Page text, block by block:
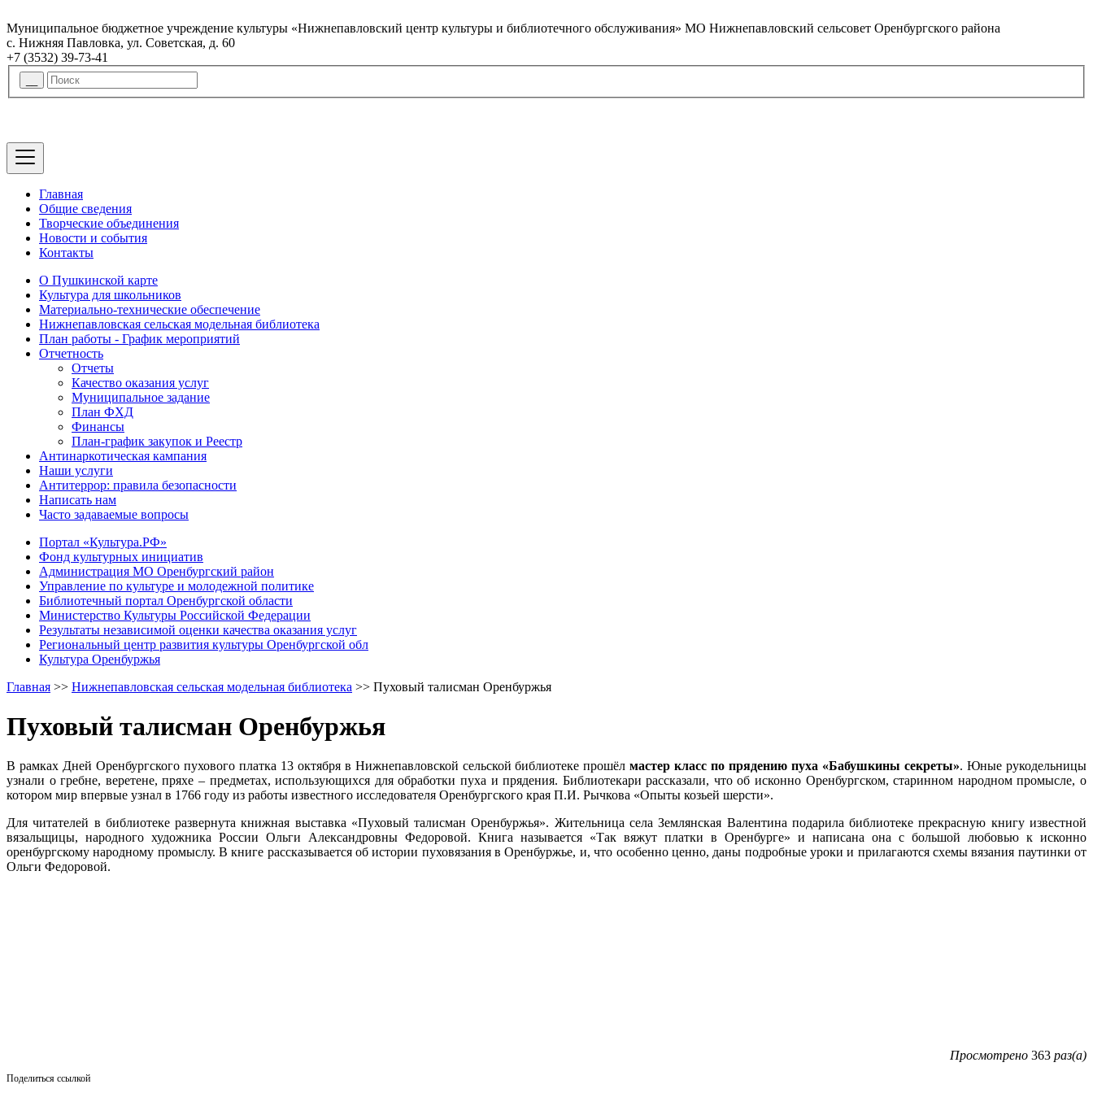
Муниципальное бюджетное учреждение культуры «Нижнепавловский центр культуры и библиотечного обслуживания» МО Нижнепавловский сельсовет Оренбургского района
с. Нижняя Павловка, ул. Советская, д. 60
+7 (3532) 39-73-41
Главная
Общие сведения
Творческие объединения
Новости и события
Контакты
О Пушкинской карте
Культура для школьников
Материально-технические обеспечение
Нижнепавловская сельская модельная библиотека
План работы - График мероприятий
Отчетность
Отчеты
Качество оказания услуг
Муниципальное задание
План ФХД
Финансы
План-график закупок и Реестр
Антинаркотическая кампания
Наши услуги
Антитеррор: правила безопасности
Написать нам
Часто задаваемые вопросы
Портал «Культура.РФ»
Фонд культурных инициатив
Администрация МО Оренбургский район
Управление по культуре и молодежной политике
Библиотечный портал Оренбургской области
Министерство Культуры Российской Федерации
Результаты независимой оценки качества оказания услуг
Региональный центр развития культуры Оренбургской обл
Культура Оренбуржья
Главная >> Нижнепавловская сельская модельная библиотека >> Пуховый талисман Оренбуржья
Пуховый талисман Оренбуржья
В рамках Дней Оренбургского пухового платка 13 октября в Нижнепавловской сельской библиотеке прошёлмастер класс по прядению пуха «Бабушкины секреты». Юные рукодельницы
узнали о гребне, веретене, пряхе – предметах, использующихся для обработки пуха и прядения. Библиотекари рассказали, что об исконно Оренбургском, старинном народном промысле, о
котором мир впервые узнал в 1766 году из работы известного исследователя Оренбургского края П.И. Рычкова «Опыты козьей шерсти».
Для читателей в библиотеке развернута книжная выставка «Пуховый талисман Оренбуржья». Жительница села Землянская Валентина подарила библиотеке прекрасную книгу известной
вязальщицы, народного художника России Ольги Александровны Федоровой. Книга называется «Так вяжут платки в Оренбурге» и написана она с большой любовью к исконно
оренбургскому народному промыслу. В книге рассказывается об истории пуховязания в Оренбуржье, и, что особенно ценно, даны подробные уроки и прилагаются схемы вязания паутинки от
Ольги Федоровой.
Просмотрено 363 раз(а)
Поделиться ссылкой